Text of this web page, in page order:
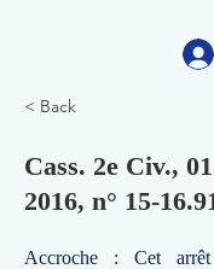
< Back
Cass. 2e Civ.,
2016, n° 15-
Accroche : Cet